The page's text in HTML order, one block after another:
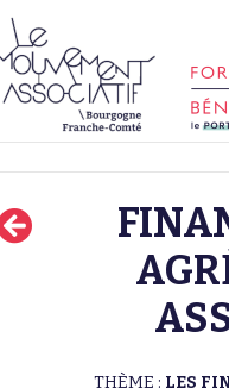
THÈME : LES